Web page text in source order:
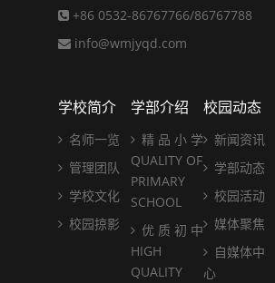
+86 0532-86767766/86767788
info@wmjyqd.com
学校简介
名师一览
管理团队
学校文化
校园掠影
学部介绍
精 品 小 学
QUALITY OF
PRIMARY
SCHOOL
优 质 初 中
HIGH
QUALITY
校园动态
新闻资讯
学部动态
校园活动
媒体聚焦
自媒体中
心